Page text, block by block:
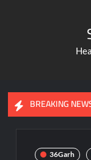
BREAKING
छत्तीसगढ़ में
36Garh